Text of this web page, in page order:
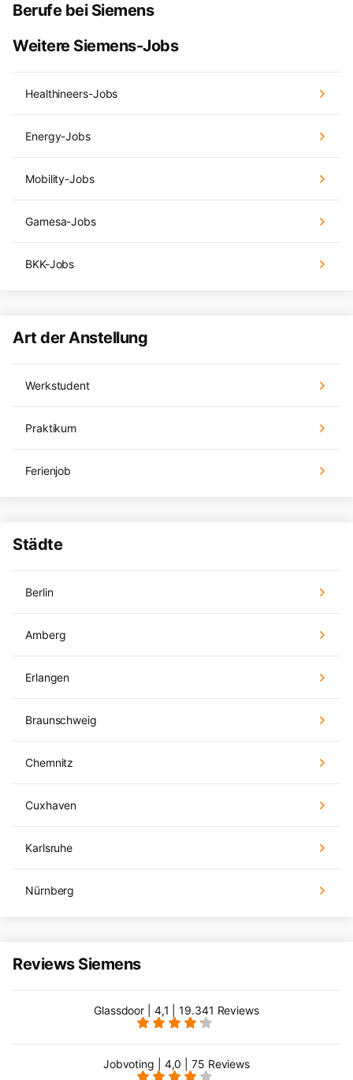
Berufe bei Siemens
Weitere Siemens-Jobs
Healthineers-Jobs
Energy-Jobs
Mobility-Jobs
Gamesa-Jobs
BKK-Jobs
Art der Anstellung
Werkstudent
Praktikum
Ferienjob
Städte
Berlin
Amberg
Erlangen
Braunschweig
Chemnitz
Cuxhaven
Karlsruhe
Nürnberg
Reviews Siemens
Glassdoor | 4,1 | 19.341 Reviews
Jobvoting | 4,0 | 75 Reviews